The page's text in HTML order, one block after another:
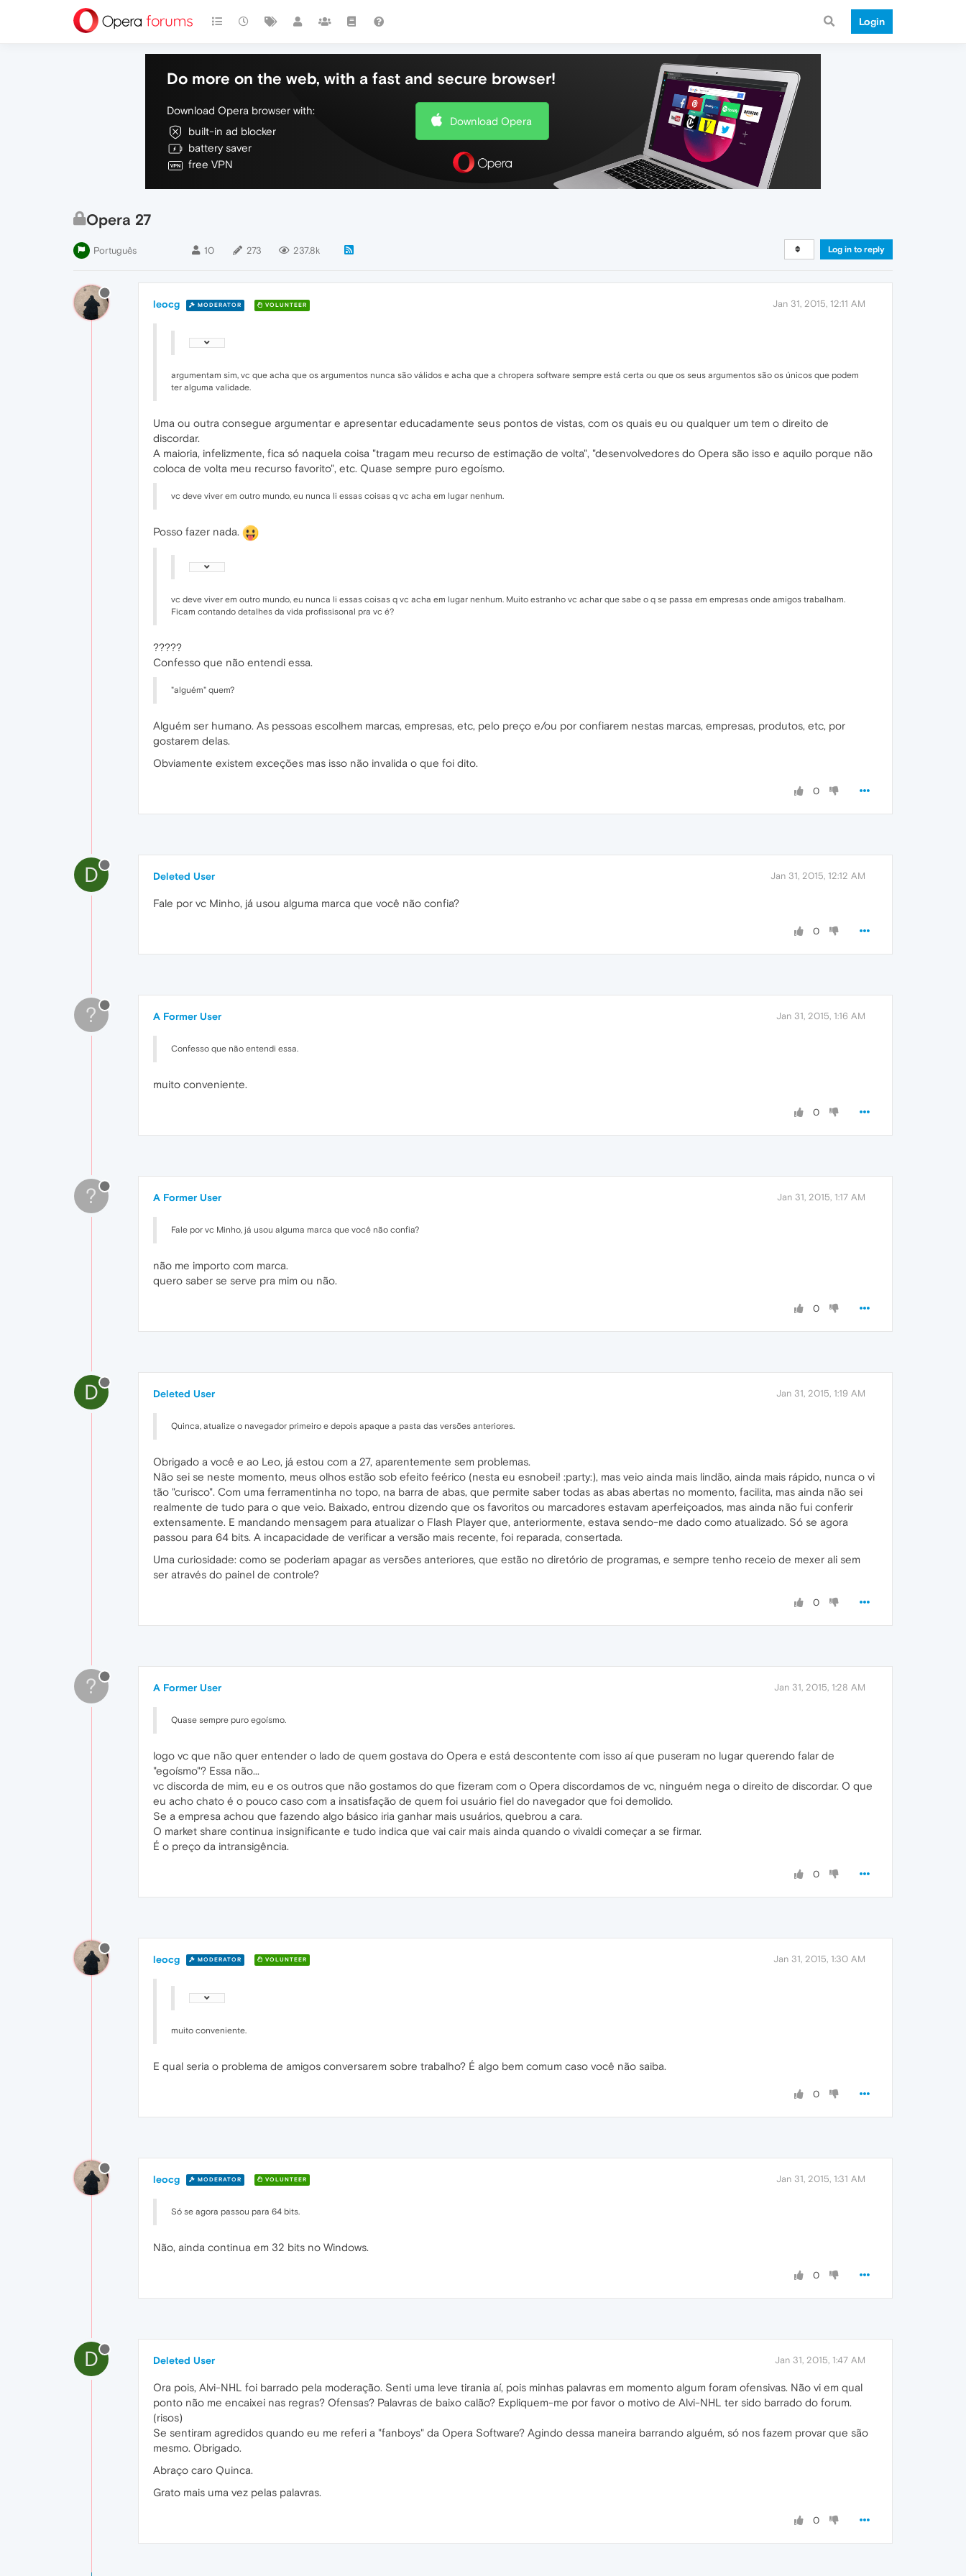
Login
Do more on the web, with a fast and secure browser!
Download Opera browser with:
built-in ad blocker
battery saver
free VPN
Download Opera
Opera 27
Português 10 273 237.8k Log in to reply
leocg MODERATOR VOLUNTEER Jan 31, 2015, 12:11 AM
argumentam sim, vc que acha que os argumentos nunca são válidos e acha que a chropera software sempre está certa ou que os seus argumentos são os únicos que podem
ter alguma validade.
Uma ou outra consegue argumentar e apresentar educadamente seus pontos de vistas, com os quais eu ou qualquer um tem o direito de
discordar.
A maioria, infelizmente, fica só naquela coisa "tragam meu recurso de estimação de volta", "desenvolvedores do Opera são isso e aquilo porque não
coloca de volta meu recurso favorito", etc. Quase sempre puro egoísmo.
vc deve viver em outro mundo, eu nunca li essas coisas q vc acha em lugar nenhum.
Posso fazer nada.
vc deve viver em outro mundo, eu nunca li essas coisas q vc acha em lugar nenhum. Muito estranho vc achar que sabe o q se passa em empresas onde amigos trabalham.
Ficam contando detalhes da vida profissisonal pra vc é?
?????
Confesso que não entendi essa.
"alguém" quem?
Alguém ser humano. As pessoas escolhem marcas, empresas, etc, pelo preço e/ou por confiarem nestas marcas, empresas, produtos, etc, por
gostarem delas.
Obviamente existem exceções mas isso não invalida o que foi dito.
0
D Deleted User Jan 31, 2015, 12:12 AM
Fale por vc Minho, já usou alguma marca que você não confia?
0
? A Former User Jan 31, 2015, 1:16 AM
Confesso que não entendi essa.
muito conveniente.
0
? A Former User Jan 31, 2015, 1:17 AM
Fale por vc Minho, já usou alguma marca que você não confia?
não me importo com marca.
quero saber se serve pra mim ou não.
0
D Deleted User Jan 31, 2015, 1:19 AM
Quinca, atualize o navegador primeiro e depois apaque a pasta das versões anteriores.
Obrigado a você e ao Leo, já estou com a 27, aparentemente sem problemas.
Não sei se neste momento, meus olhos estão sob efeito feérico (nesta eu esnobei! :party:), mas veio ainda mais lindão, ainda mais rápido, nunca o vi
tão "curisco". Com uma ferramentinha no topo, na barra de abas, que permite saber todas as abas abertas no momento, facilita, mas ainda não sei
realmente de tudo para o que veio. Baixado, entrou dizendo que os favoritos ou marcadores estavam aperfeiçoados, mas ainda não fui conferir
extensamente. E mandando mensagem para atualizar o Flash Player que, anteriormente, estava sendo-me dado como atualizado. Só se agora
passou para 64 bits. A incapacidade de verificar a versão mais recente, foi reparada, consertada.
Uma curiosidade: como se poderiam apagar as versões anteriores, que estão no diretório de programas, e sempre tenho receio de mexer ali sem
ser através do painel de controle?
0
? A Former User Jan 31, 2015, 1:28 AM
Quase sempre puro egoísmo.
logo vc que não quer entender o lado de quem gostava do Opera e está descontente com isso aí que puseram no lugar querendo falar de
"egoísmo"? Essa não...
vc discorda de mim, eu e os outros que não gostamos do que fizeram com o Opera discordamos de vc, ninguém nega o direito de discordar. O que
eu acho chato é o pouco caso com a insatisfação de quem foi usuário fiel do navegador que foi demolido.
Se a empresa achou que fazendo algo básico iria ganhar mais usuários, quebrou a cara.
O market share continua insignificante e tudo indica que vai cair mais ainda quando o vivaldi começar a se firmar.
É o preço da intransigência.
0
leocg MODERATOR VOLUNTEER Jan 31, 2015, 1:30 AM
muito conveniente.
E qual seria o problema de amigos conversarem sobre trabalho? É algo bem comum caso você não saiba.
0
leocg MODERATOR VOLUNTEER Jan 31, 2015, 1:31 AM
Só se agora passou para 64 bits.
Não, ainda continua em 32 bits no Windows.
0
D Deleted User Jan 31, 2015, 1:47 AM
Ora pois, Alvi-NHL foi barrado pela moderação. Senti uma leve tirania aí, pois minhas palavras em momento algum foram ofensivas. Não vi em qual
ponto não me encaixei nas regras? Ofensas? Palavras de baixo calão? Expliquem-me por favor o motivo de Alvi-NHL ter sido barrado do forum.
(risos)
Se sentiram agredidos quando eu me referi a "fanboys" da Opera Software? Agindo dessa maneira barrando alguém, só nos fazem provar que são
mesmo. Obrigado.
Abraço caro Quinca.
Grato mais uma vez pelas palavras.
0